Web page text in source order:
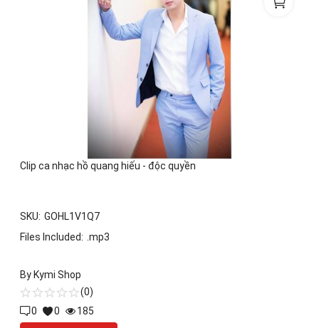
Toys & Entertainment
Video & Audio
Khác
Wishlist
Clip ca nhạc hồ quang hiếu - độc quyền
SKU: GOHL1V1Q7
Files Included: .mp3
By Kymi Shop
(0)
0
0 185